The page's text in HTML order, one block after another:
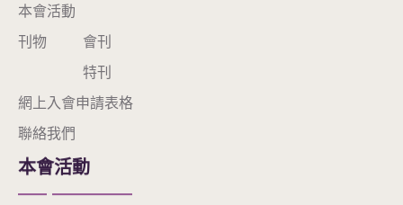
本會活動
刊物
會刊
特刊
網上入會申請表格
聯絡我們
本會活動